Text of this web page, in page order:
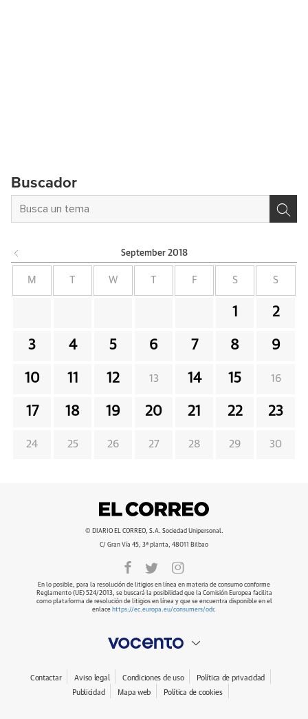
Buscador
September 2018
M W F S S
1 2
3 4 5 6 7 8 9
10 11 12 13 14 15 16
17 18 19 20 21 22 23
24 25 26 27 28 29 30
© DIARIO EL CORREO, S.A. Sociedad Unipersonal.
C/ Gran Vía 45, 3ª planta, 48011 Bilbao
En lo posible, para la resolución de litigios en línea en materia de consumo conforme
Reglamento (UE) 524/2013, se buscará la posibilidad que la Comisión Europea facilita
como plataforma de resolución de litigios en línea y que se encuentra disponible en el
enlace https://ec.europa.eu/consumers/odr.
Contactar Aviso legal Condiciones de uso
Política de privacidad
Publicidad
Mapa web Política de cookies